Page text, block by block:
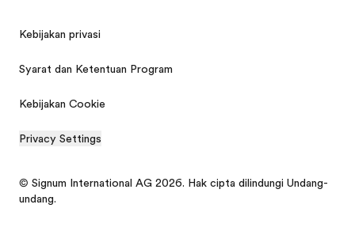
Kebijakan privasi
Syarat dan Ketentuan Program
Kebijakan Cookie
Privacy Settings
© Signum International AG 2026. Hak cipta dilindungi Undang-
undang.